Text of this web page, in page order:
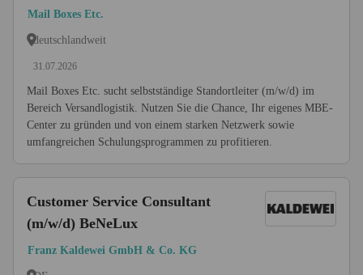
Versandlogistik
Mail Boxes Etc.
deutschlandweit
31.07.2026
Mail Boxes Etc. sucht selbstständige Standortleiter (m/w/d) im
Bereich Versandlogistik. Nutzen Sie die Chance, Ihr eigenes MBE-
Center zu gründen und von einem starken Netzwerk sowie
umfangreichen Schulungsprogrammen zu profitieren.
Customer Service Consultant
(m/w/d) BeNeLux
Franz Kaldewei GmbH & Co. KG